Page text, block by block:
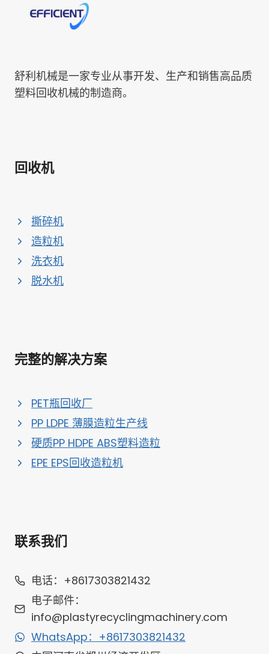
舒利机械是一家专业从事开发、生产和销售高品质
塑料回收机械的制造商。
回收机
撕碎机
造粒机
洗衣机
脱水机
完整的解决方案
PET瓶回收厂
PP LDPE 薄膜造粒生产线
硬质PP HDPE ABS塑料造粒
EPE EPS回收造粒机
联系我们
电话：+8617303821432
电子邮件：
info@plastyrecyclingmachinery.com
WhatsApp：+8617303821432